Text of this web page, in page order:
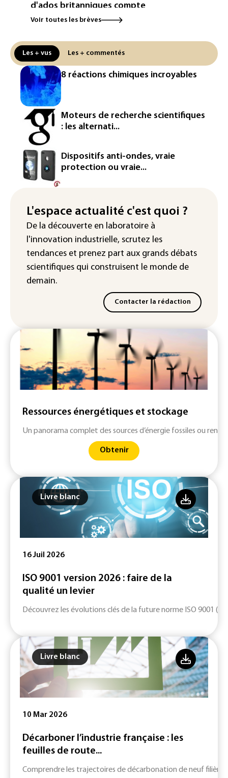
d'ados britanniques compte
contourner le couvre-feu (sondage)
un matériau clé dominé par la Chine
Les Etats-Unis veulent contrôler la
production d'un composant des
semiconducteurs et panneaux solaires
Washington étend le contrôle des
réseaux sociaux des étrangers
demandeurs de visas
Rugby: le Stade français victime d'une
cyberattaque
Enquête ouverte après la fuite des
d'Intermarché
La Slovaquie enregistre un record
absolu de 42,2°C (services
météorologiques)
Voir toutes les brèves
Les + vus Les + commentés
8 réactions chimiques incroyables
Moteurs de recherche scientifiques
: les alternati...
Dispositifs anti-ondes, vraie
protection ou vraie...
L'espace actualité c'est quoi ?
De la découverte en laboratoire à
l'innovation industrielle, scrutez les
tendances et prenez part aux grands débats
scientifiques qui construisent le monde de
demain.
Contacter la rédaction
Ressources énergétiques et stockage
Un panorama complet des sources d’énergie fossiles ou
Obtenir
Livre blanc
16 Juil 2026
ISO 9001 version 2026 : faire de la
qualité un levier
Découvrez les évolutions clés de la future norme ISO 9001
Livre blanc
10 Mar 2026
Décarboner l’industrie française : les
feuilles de route...
Comprendre les trajectoires de décarbonation de neuf